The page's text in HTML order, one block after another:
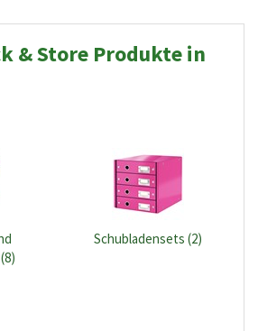
& Store Produkte in
Schubladensets (2)